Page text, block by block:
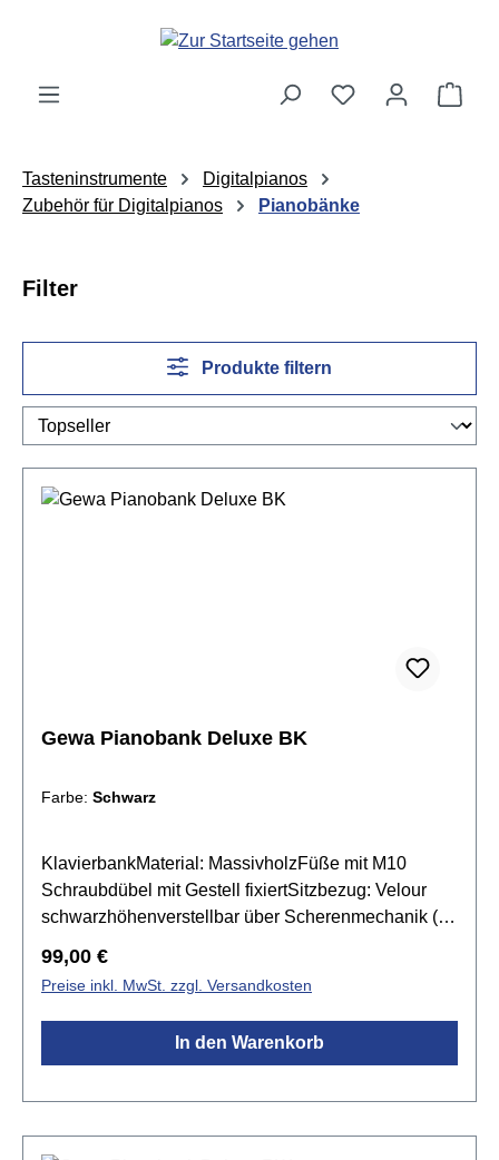
Zum Hauptinhalt springen
Tasteninstrumente
Digitalpianos
Zubehör für Digitalpianos
Pianobänke
Filter
Produkte filtern
Gewa Pianobank Deluxe BK
Farbe: Schwarz
KlavierbankMaterial: MassivholzFüße mit M10
Schraubdübel mit Gestell fixiertSitzbezug: Velour
schwarzhöhenverstellbar über Scherenmechanik (
Regulärer Preis:
99,00 €
Preise inkl. MwSt. zzgl. Versandkosten
In den Warenkorb